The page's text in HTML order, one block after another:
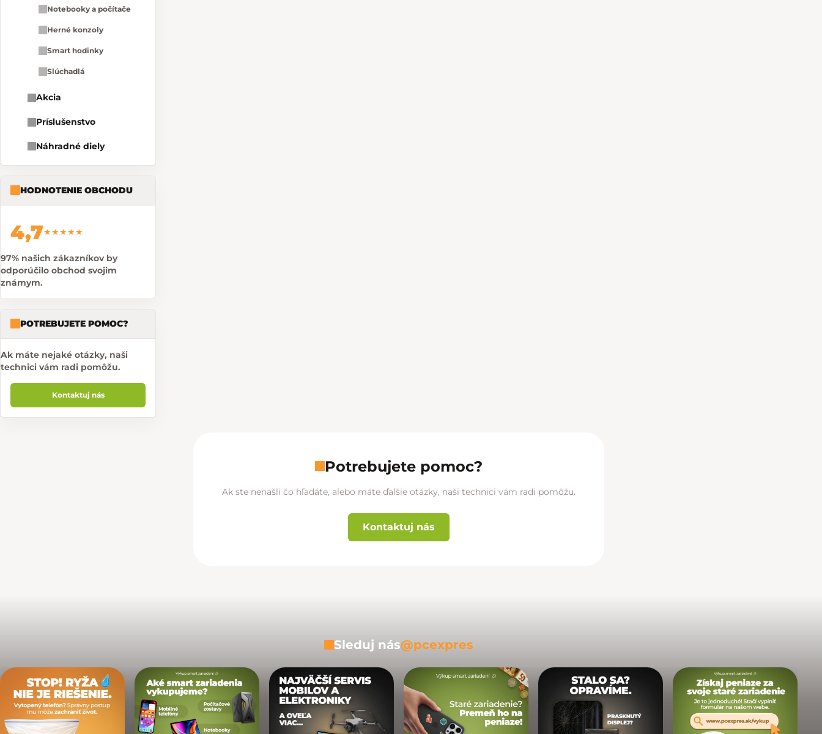
Notebooky a počítače
Herné konzoly
Smart hodinky
Slúchadlá
Akcia
Príslušenstvo
Náhradné diely
HODNOTENIE OBCHODU
4,7★★★★★
97% našich zákazníkov by
odporúčilo obchod svojim
známym.
POTREBUJETE POMOC?
Ak máte nejaké otázky, naši
technici vám radi pomôžu.
Kontaktuj nás
Potrebujete pomoc?
Ak ste nenašli čo hľadáte, alebo máte ďalšie otázky, naši technici vám radi pomôžu.
Kontaktuj nás
Sleduj nás@pcexpres